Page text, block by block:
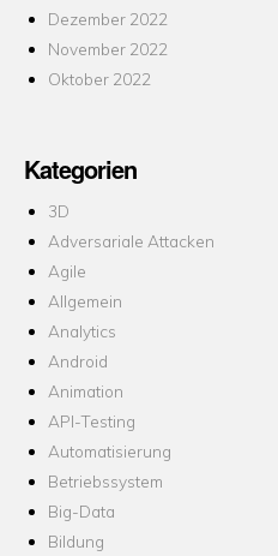
Dezember 2022
November 2022
Oktober 2022
Kategorien
3D
Adversariale Attacken
Agile
Allgemein
Analytics
Android
Animation
API-Testing
Automatisierung
Betriebssystem
Big-Data
Bildung